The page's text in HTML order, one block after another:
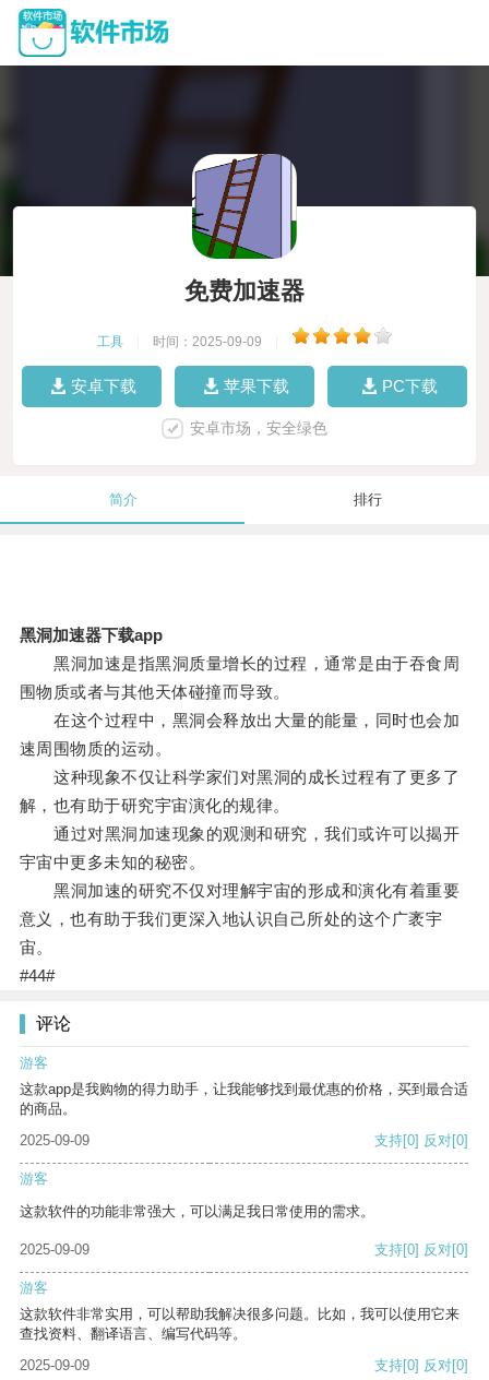
免费加速器
工具 时间：2025-09-09
安卓下载 苹果下载 PC下载
安卓市场，安全绿色
简介 排行
黑洞加速器下载app
黑洞加速是指黑洞质量增长的过程，通常是由于吞食周
围物质或者与其他天体碰撞而导致。
在这个过程中，黑洞会释放出大量的能量，同时也会加
速周围物质的运动。
这种现象不仅让科学家们对黑洞的成长过程有了更多了
解，也有助于研究宇宙演化的规律。
通过对黑洞加速现象的观测和研究，我们或许可以揭开
宇宙中更多未知的秘密。
黑洞加速的研究不仅对理解宇宙的形成和演化有着重要
意义，也有助于我们更深入地认识自己所处的这个广袤宇
宙。
#44#
评论
游客
这款app是我购物的得力助手，让我能够找到最优惠的价格，买到最合适
的商品。
2025-09-09
支持[0] 反对[0]
游客
这款软件的功能非常强大，可以满足我日常使用的需求。
2025-09-09 支持[0] 反对[0]
游客
这款软件非常实用，可以帮助我解决很多问题。比如，我可以使用它来
查找资料、翻译语言、编写代码等。
2025-09-09
支持[0] 反对[0]